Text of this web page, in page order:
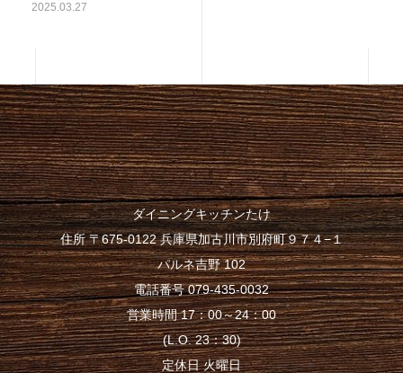
2025.03.27
ダイニングキッチンたけ
住所 〒675-0122 兵庫県加古川市別府町９７４−１
パルネ吉野 102
電話番号 079-435-0032
営業時間 17：00～24：00
(L.O. 23：30)
定休日 火曜日